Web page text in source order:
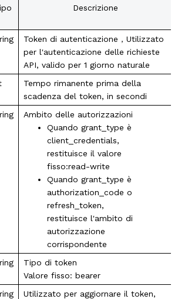
Descrizione
Token di autenticazione ， Utilizzato
per l'autenticazione delle richieste
API, valido per 1 giorno naturale
Tempo rimanente prima della
scadenza del token, in secondi
Ambito delle autorizzazioni
Quando grant_type è
client_credentials,
restituisce il valore
fisso:read-write
Quando grant_type è
authorization_code o
refresh_token,
restituisce l'ambito di
autorizzazione
corrispondente
Tipo di token
Valore fisso: bearer
Utilizzato per aggiornare il token,